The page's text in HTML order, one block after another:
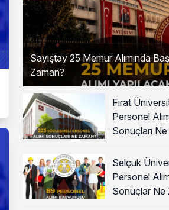
Sayıştay 25 Memur Alımında
Zaman?
Fırat
Personel
Sonuçları
Selçuk
Personel
Sonuçlar Ne